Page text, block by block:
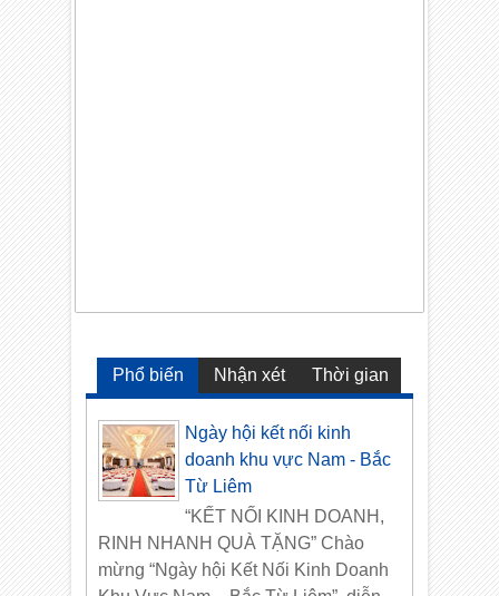
Phổ biến Nhận xét Thời gian
Ngày hội kết nối kinh
doanh khu vực Nam - Bắc
Từ Liêm
“KẾT NỐI KINH DOANH,
RINH NHANH QUÀ TẶNG” Chào
mừng “Ngày hội Kết Nối Kinh Doanh